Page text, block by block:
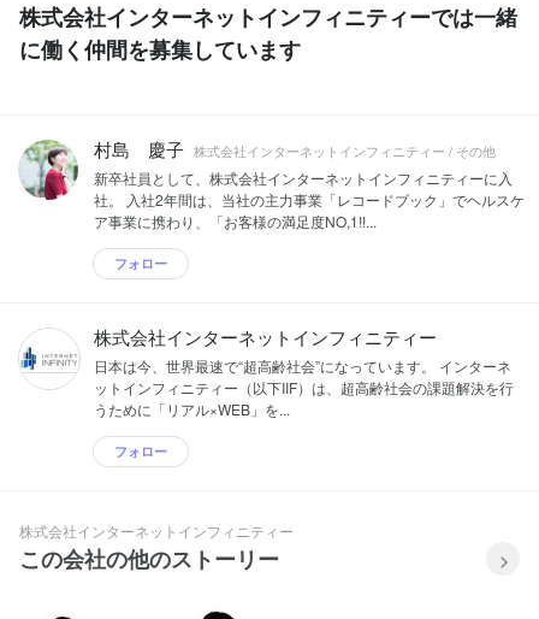
株式会社インターネットインフィニティーでは一緒
に働く仲間を募集しています
村島 慶子 株式会社インターネットインフィニティー / その他
新卒社員として、株式会社インターネットインフィニティーに入
社。 入社2年間は、当社の主力事業「レコードブック」でヘルスケ
ア事業に携わり、「お客様の満足度NO,1!!...
フォロー
株式会社インターネットインフィニティー
日本は今、世界最速で“超高齢社会”になっています。 インターネ
ットインフィニティー（以下IIF）は、超高齢社会の課題解決を行
うために「リアル×WEB」を...
フォロー
株式会社インターネットインフィニティー
この会社の他のストーリー